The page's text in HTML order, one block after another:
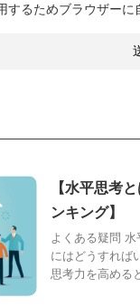
するためブラウザーに
【水平思考
ンキング】
よくある疑問
にはどうすれ
思考力を高める